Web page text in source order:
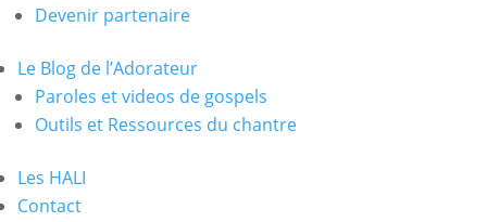
Devenir partenaire
Le Blog de l’Adorateur
Paroles et videos de gospels
Outils et Ressources du chantre
Les HALI
Contact